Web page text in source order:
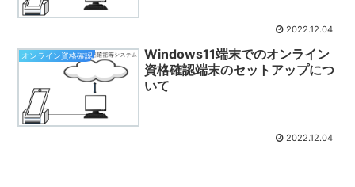
2022.12.04
オンライン資格確認
Windows11端末でのオンライン
資格確認端末のセットアップにつ
いて
2022.12.04